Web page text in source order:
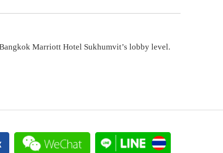
Marriott Hotel Sukhumvit’s lobby level.